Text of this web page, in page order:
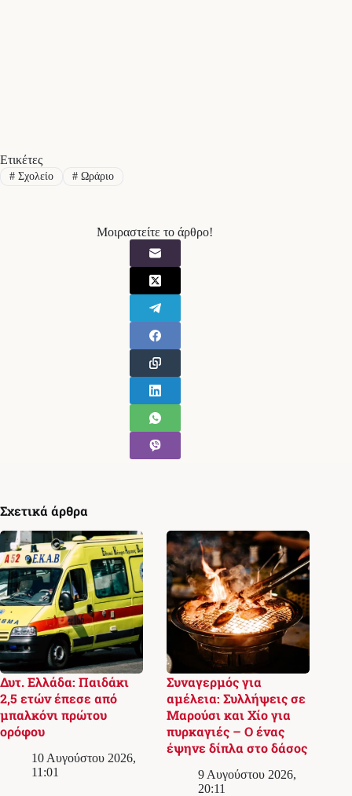
Ετικέτες
#Σχολείο #Ωράριο
Μοιραστείτε το άρθρο!
Σχετικά άρθρα
Δυτ. Ελλάδα: Παιδάκι
2,5 ετών έπεσε από
μπαλκόνι πρώτου
ορόφου
10 Αυγούστου 2026,
11:01
Συναγερμός για
αμέλεια: Συλλήψεις σε
Μαρούσι και Χίο για
πυρκαγιές – Ο ένας
έψηνε δίπλα στο δάσος
9 Αυγούστου 2026,
20:11